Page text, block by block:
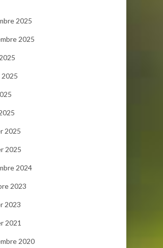
2025
2025
2025
2025
2025
2024
2023
2023
2021
2020